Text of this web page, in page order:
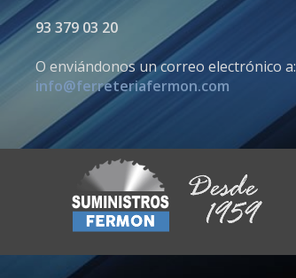
93 379 03 20
O enviándonos un correo electrónico a:
info@ferreteriafermon.com